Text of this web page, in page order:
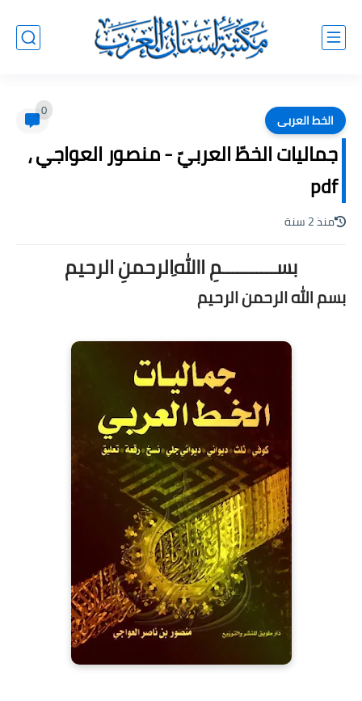
الخط العربى 0
جماليات الخطّ العربيّ - منصور العواجي ،
pdf
منذ 2 سنة
بســـــــــــمِ اﷲِالرحمنِ الرحيم
بسم الله الرحمن الرحيم